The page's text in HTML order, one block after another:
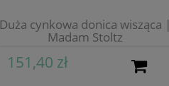
Duża cynkowa donica wisząca |
Madam Stoltz
151,40 zł